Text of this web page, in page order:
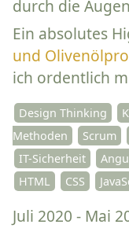
durch die
Ein absolutes
und
ich ordentlich
Design Thinking
Methoden
Scrum
IT-Sicherheit
HTML
CSS
Juli 2020 - Mai